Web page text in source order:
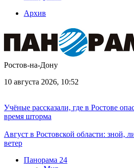
Архив
Ростов-на-Дону
10 августа 2026, 10:52
Учёные рассказали, где в Ростове
время шторма
Август в Ростовской области: зной,
ветер
Панорама 24